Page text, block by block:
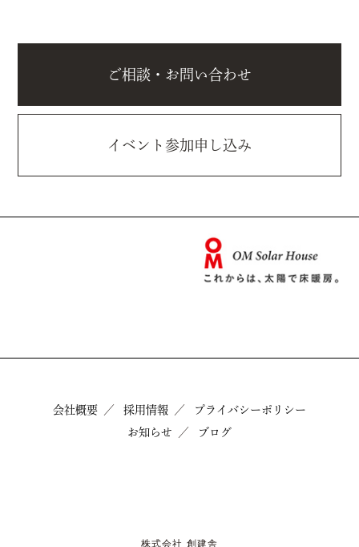
ご相談・お問い合わせ
イベント参加申し込み
会社概要 採用情報
プライバシーポリシー
お知らせ
ブログ
株式会社 創建舎